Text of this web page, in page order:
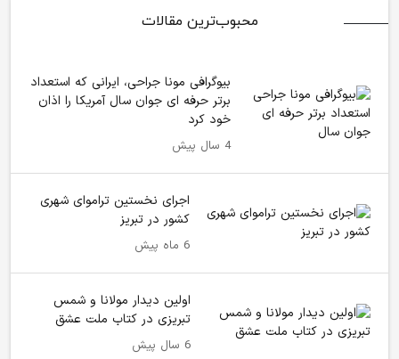
محبوب‌ترین مقالات
بیوگرافی مونا جراحی، ایرانی که استعداد
برتر حرفه ای جوان سال آمریکا را اذان
خود کرد
4 سال پیش
اجرای نخستین تراموای شهری
کشور در تبریز
6 ماه پیش
اولین دیدار مولانا و شمس
تبریزی در کتاب ملت عشق
6 سال پیش